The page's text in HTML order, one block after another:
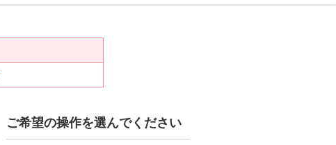
ご希望の操作を選んでください